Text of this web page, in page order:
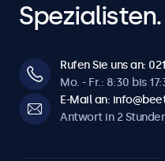
Spezialisten.
Rufen Sie uns an:
Mo. - Fr.: 8:30 bis
E-Mail an:
Antwort in 2